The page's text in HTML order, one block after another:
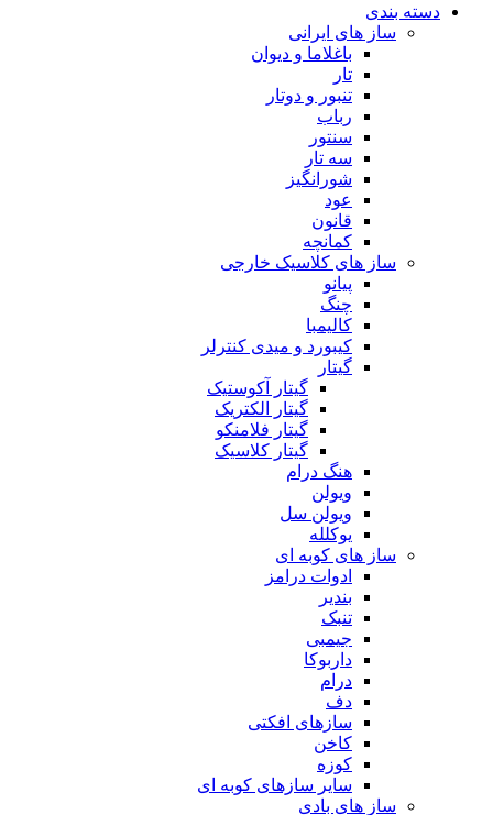
دسته بندی
ساز های ایرانی
باغلاما و دیوان
تار
تنبور و دوتار
رباب
سنتور
سه تار
شورانگیز
عود
قانون
کمانچه
ساز های کلاسیک خارجی
پیانو
چنگ
کالیمبا
کیبورد و میدی کنترلر
گیتار
گیتار آکوستیک
گیتار الکتریک
گیتار فلامنکو
گیتار کلاسیک
هنگ درام
ویولن
ویولن سل
یوکلله
ساز های کوبه ای
ادوات درامز
بندیر
تنبک
جیمبی
داربوکا
درام
دف
سازهای افکتی
کاخن
کوزه
سایر سازهای کوبه ای
ساز های بادی